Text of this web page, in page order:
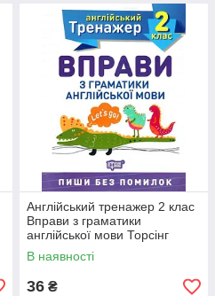
Англійський тренажер 2 клас
Вправи з граматики
англійської мови Торсінг
В наявності
36 ₴